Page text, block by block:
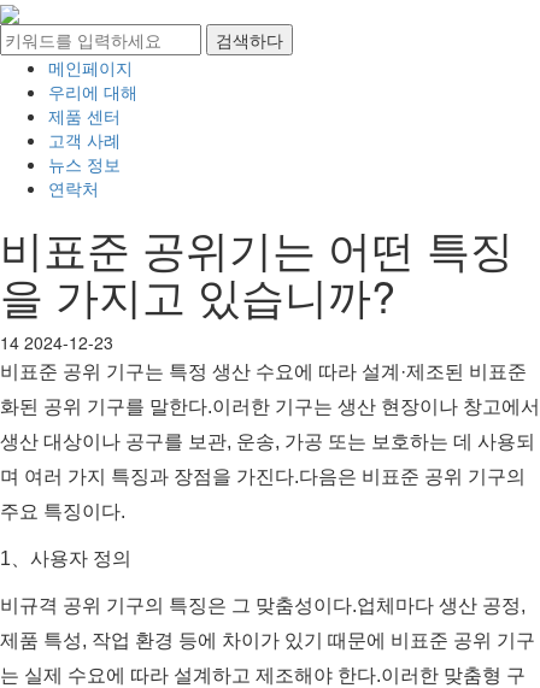
메인페이지
우리에 대해
제품 센터
고객 사례
뉴스 정보
연락처
비표준 공위기는 어떤 특징
을 가지고 있습니까?
14 2024-12-23
비표준 공위 기구는 특정 생산 수요에 따라 설계·제조된 비표준
화된 공위 기구를 말한다.이러한 기구는 생산 현장이나 창고에서
생산 대상이나 공구를 보관, 운송, 가공 또는 보호하는 데 사용되
며 여러 가지 특징과 장점을 가진다.다음은 비표준 공위 기구의
주요 특징이다.
1、사용자 정의
비규격 공위 기구의 특징은 그 맞춤성이다.업체마다 생산 공정,
제품 특성, 작업 환경 등에 차이가 있기 때문에 비표준 공위 기구
는 실제 수요에 따라 설계하고 제조해야 한다.이러한 맞춤형 구